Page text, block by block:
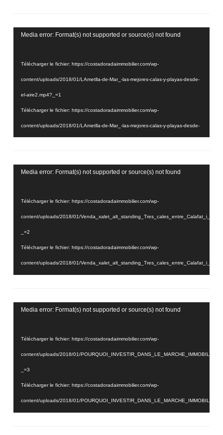
Lecteur
Media error: Format(s) not supported or source(s) not found
Télécharger le fichier: https://costadoradaimmobilier.com/wp-
content/uploads/2018/01/LAmetlla-de-Mar_-las-mejores-calas-y-playas-desde-
el-aire2.mp4?_=1
Télécharger le fichier: https://costadoradaimmobilier.com/wp-
content/uploads/2018/01/LAmetlla-de-Mar_-las-mejores-calas-y-playas-desde-
Lecteur
Media error: Format(s) not supported or source(s) not found
Télécharger le fichier: https://costadoradaimmobilier.com/wp-
content/uploads/2018/01/
_=2
Télécharger le fichier: https://costadoradaimmobilier.com/wp-
content/uploads/2018/01/
Lecteur
Media error: Format(s) not supported or source(s) not found
Télécharger le fichier: https://costadoradaimmobilier.com/wp-
content/uploads/2018/01/
_=3
Télécharger le fichier: https://costadoradaimmobilier.com/wp-
content/uploads/2018/01/